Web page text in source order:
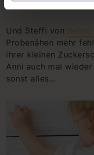
Und Steffi von helloo
Probenähen mehr
ihrer kleinen
Anni auch mal
sonst alles...